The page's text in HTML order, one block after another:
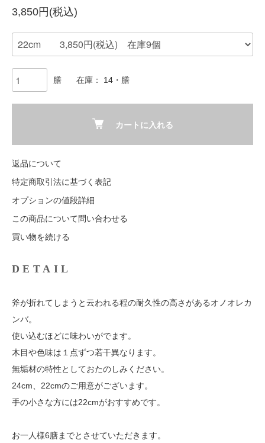
3,850円(税込)
膳 在庫： 14・膳
カートに入れる
返品について
特定商取引法に基づく表記
オプションの値段詳細
この商品について問い合わせる
買い物を続ける
DETAIL
斧が折れてしまうと云われる程の耐久性の高さがあるオノオレカ
ンバ。
使い込むほどに味わいがでます。
木目や色味は１点ずつ若干異なります。
無垢材の特性としておたのしみください。
24cm、22cmのご用意がございます。
手の小さな方には22cmがおすすめです。
お一人様6膳までとさせていただきます。